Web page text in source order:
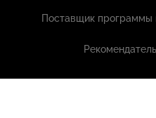
Поставщик программы